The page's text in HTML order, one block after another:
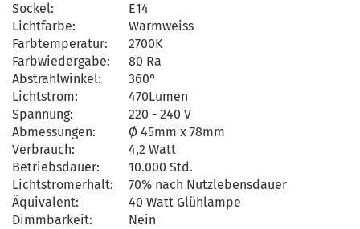
Sockel:
E14
Lichtfarbe:
Warmweiss
Farbtemperatur:
2700K
Farbwiedergabe:
80 Ra
Abstrahlwinkel:
360°
Lichtstrom:
470Lumen
Spannung:
220 - 240 V
Abmessungen:
Ø 45mm x 78mm
Verbrauch:
4,2 Watt
Betriebsdauer:
10.000 Std.
Lichtstromerhalt:
70% nach Nutzlebensdauer
Äquivalent:
40 Watt Glühlampe
Dimmbarkeit:
Nein